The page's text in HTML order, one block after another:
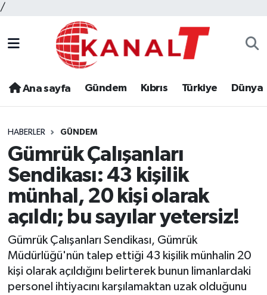
/
Ana sayfa Gündem Kıbrıs Türkiye Dünya
HABERLER GÜNDEM
Gümrük Çalışanları
Sendikası: 43 kişilik
münhal, 20 kişi olarak
açıldı; bu sayılar yetersiz!
Gümrük Çalışanları Sendikası, Gümrük
Müdürlüğü'nün talep ettiği 43 kişilik münhalin 20
kişi olarak açıldığını belirterek bunun limanlardaki
personel ihtiyacını karşılamaktan uzak olduğunu